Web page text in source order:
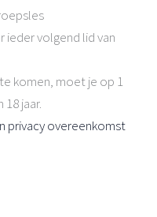
ieder volgend lid van
komen, moet je op 1
jaar.
privacy overeenkomst